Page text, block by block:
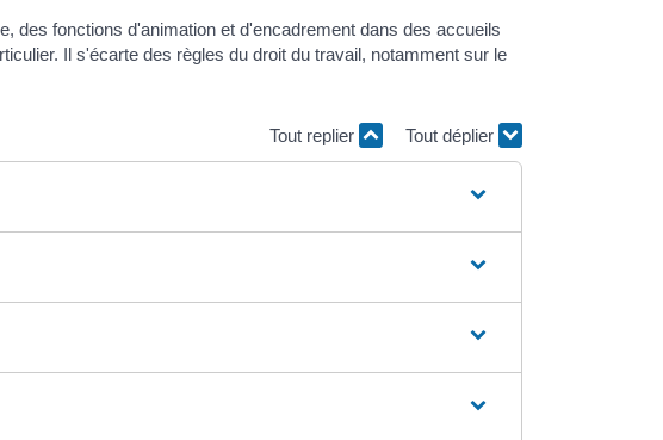
des fonctions d'animation et d'encadrement dans des accueils
Il s'écarte des règles du droit du travail, notamment sur le
Tout replier Tout déplier